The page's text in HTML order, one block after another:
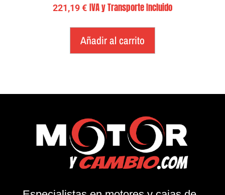
221,19€ IVA y Transporte Incluido
Añadir al carrito